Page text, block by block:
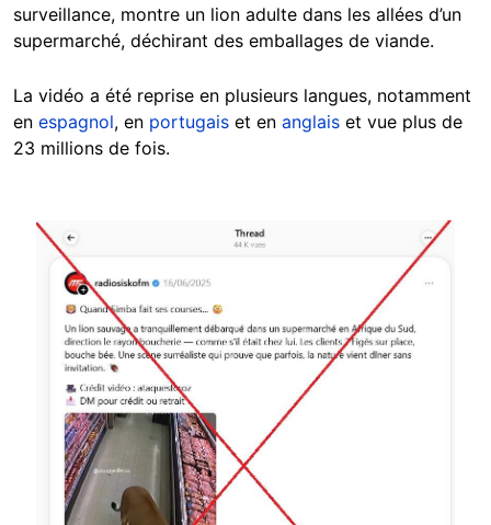
surveillance, montre un lion adulte dans les allées d’un
supermarché, déchirant des emballages de viande.
La vidéo a été reprise en plusieurs langues, notamment
en espagnol, en portugais et en anglais et vue plus de
23 millions de fois.
Image